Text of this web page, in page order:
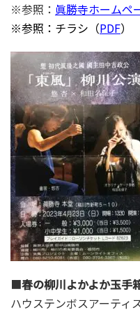
※参照： 眞勝寺ホームペ
※参照：チラシ（PDF）
■春の柳川よかよか玉手
ハウステンボスアーティ